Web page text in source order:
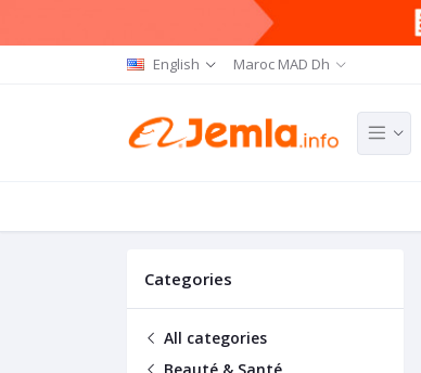
English Maroc MAD Dh
Categories
All categories